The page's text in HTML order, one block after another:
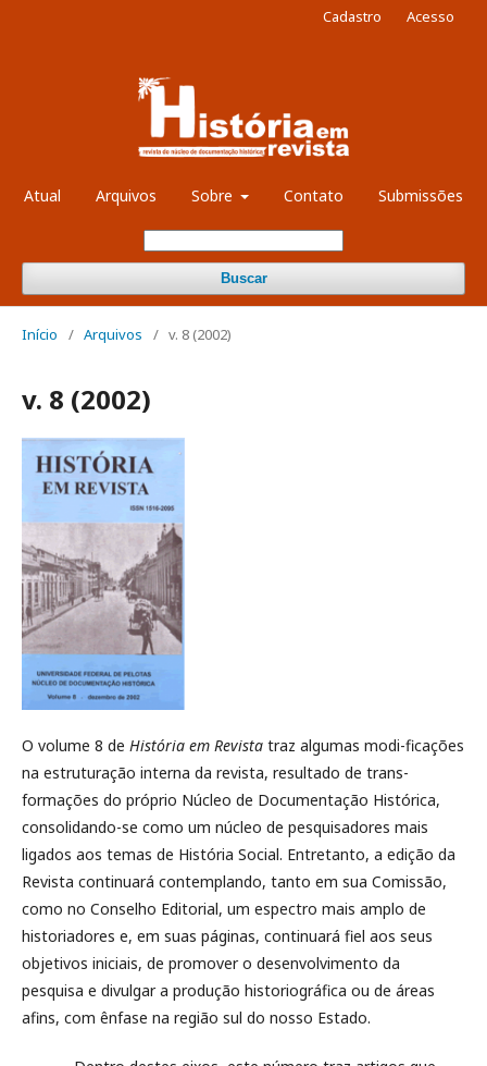
Atual Arquivos Sobre Contato Submissões
Buscar
Cadastro Acesso
Início / Arquivos / v. 8 (2002)
v. 8 (2002)
O volume 8 de História em Revista traz algumas modi-ficações
na estruturação interna da revista, resultado de trans-
formações do próprio Núcleo de Documentação Histórica,
consolidando-se como um núcleo de pesquisadores mais
ligados aos temas de História Social. Entretanto, a edição da
Revista continuará contemplando, tanto em sua Comissão,
como no Conselho Editorial, um espectro mais amplo de
historiadores e, em suas páginas, continuará fiel aos seus
objetivos iniciais, de promover o desenvolvimento da
pesquisa e divulgar a produção historiográfica ou de áreas
afins, com ênfase na região sul do nosso Estado.